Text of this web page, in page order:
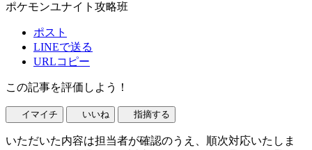
ポケモンユナイト攻略班
ポスト
LINEで送る
URLコピー
この記事を評価しよう！
イマイチ いいね 指摘する
いただいた内容は担当者が確認のうえ、順次対応いたしま